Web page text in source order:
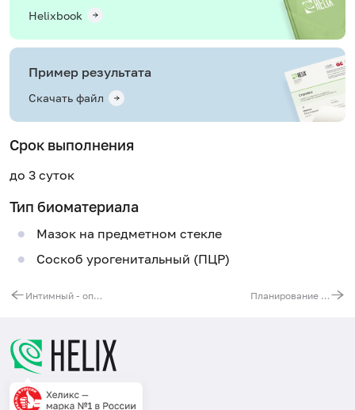
Helixbook
Пример результата
Скачать файл
Срок выполнения
до 3 суток
Тип биоматериала
Мазок на предметном стекле
Соскоб урогенитальный (ПЦР)
Интимный - оптимальный - анализ мазка у женщин Планирование беременности - здоровье партнеров (для женщин)